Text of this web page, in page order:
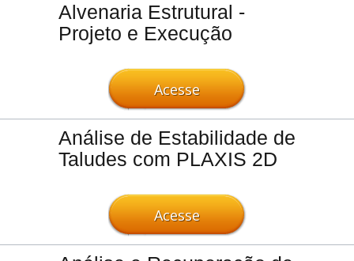
Alvenaria Estrutural -
Projeto e Execução
Acesse
Análise de Estabilidade de
Taludes com PLAXIS 2D
Acesse